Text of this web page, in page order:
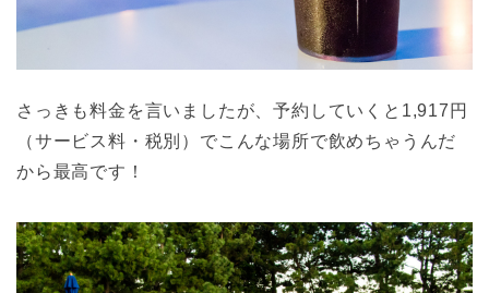
さっきも料金を言いましたが、予約していくと1,917円
（サービス料・税別）でこんな場所で飲めちゃうんだ
から最高です！